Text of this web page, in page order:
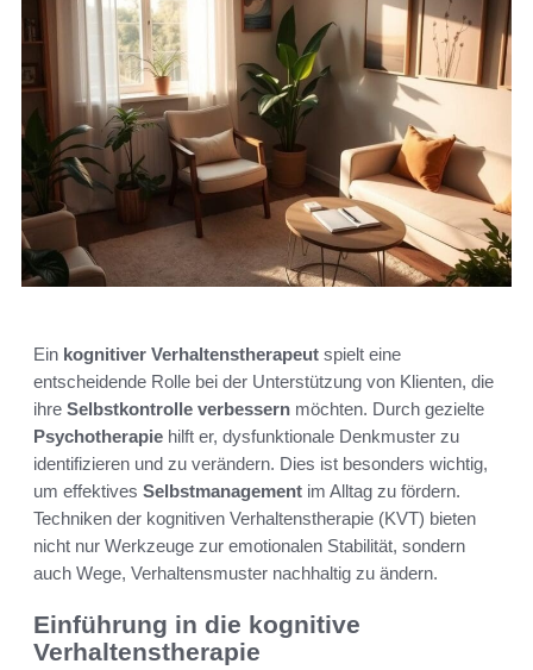
Ein kognitiver Verhaltenstherapeut spielt eine
entscheidende Rolle bei der Unterstützung von Klienten, die
ihre Selbstkontrolle verbessern möchten. Durch gezielte
Psychotherapie hilft er, dysfunktionale Denkmuster zu
identifizieren und zu verändern. Dies ist besonders wichtig,
um effektives Selbstmanagement im Alltag zu fördern.
Techniken der kognitiven Verhaltenstherapie (KVT) bieten
nicht nur Werkzeuge zur emotionalen Stabilität, sondern
auch Wege, Verhaltensmuster nachhaltig zu ändern.
Einführung in die kognitive
Verhaltenstherapie